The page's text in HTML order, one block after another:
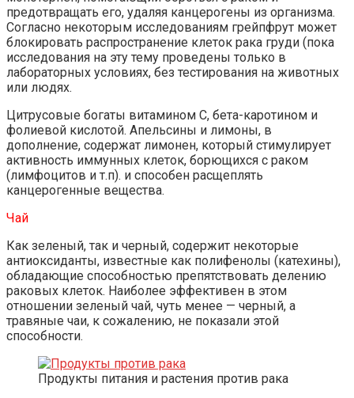
предотвращать его, удаляя канцерогены из организма.
Согласно некоторым исследованиям грейпфрут может
блокировать распространение клеток рака груди (пока
исследования на эту тему проведены только в
лабораторных условиях, без тестирования на животных
или людях.
Цитрусовые богаты витамином С, бета-каротином и
фолиевой кислотой. Апельсины и лимоны, в
дополнение, содержат лимонен, который стимулирует
активность иммунных клеток, борющихся с раком
(лимфоцитов и т.п). и способен расщеплять
канцерогенные вещества.
Чай
Как зеленый, так и черный, содержит некоторые
антиоксиданты, известные как полифенолы (катехины),
обладающие способностью препятствовать делению
раковых клеток. Наиболее эффективен в этом
отношении зеленый чай, чуть менее — черный, а
травяные чаи, к сожалению, не показали этой
способности.
Продукты питания и растения против рака